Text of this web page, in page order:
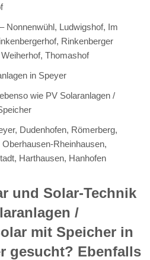
Nonnenwühl, Ludwigshof, Im
Rinkenberger
Thomashof
in Speyer
wie PV Solaranlagen /
Dudenhofen, Römerberg,
Rheinhausen,
Harthausen, Hanhofen
und Solar-Technik
/
mit Speicher in
gesucht? Ebenfalls